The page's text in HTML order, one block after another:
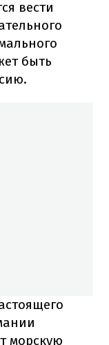
вести
быть
морскую